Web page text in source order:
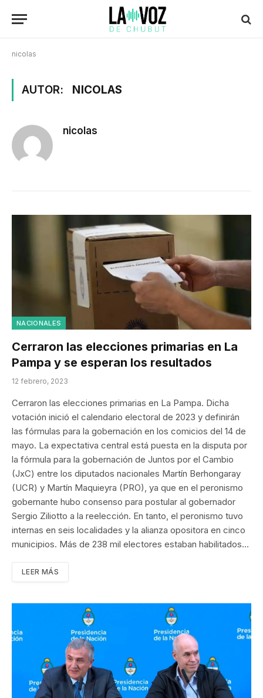
nicolas
AUTOR: NICOLAS
nicolas
NACIONALES
Cerraron las elecciones primarias en La
Pampa y se esperan los resultados
12 febrero, 2023
Cerraron las elecciones primarias en La Pampa. Dicha
votación inició el calendario electoral de 2023 y definirán
las fórmulas para la gobernación en los comicios del 14 de
mayo. La expectativa central está puesta en la disputa por
la fórmula para la gobernación de Juntos por el Cambio
(JxC) entre los diputados nacionales Martín Berhongaray
(UCR) y Martín Maquieyra (PRO), ya que en el peronismo
gobernante hubo consenso para postular al gobernador
Sergio Ziliotto a la reelección. En tanto, el peronismo tuvo
internas en seis localidades y la alianza opositora en cinco
municipios. Más de 238 mil electores estaban habilitados…
LEER MÁS